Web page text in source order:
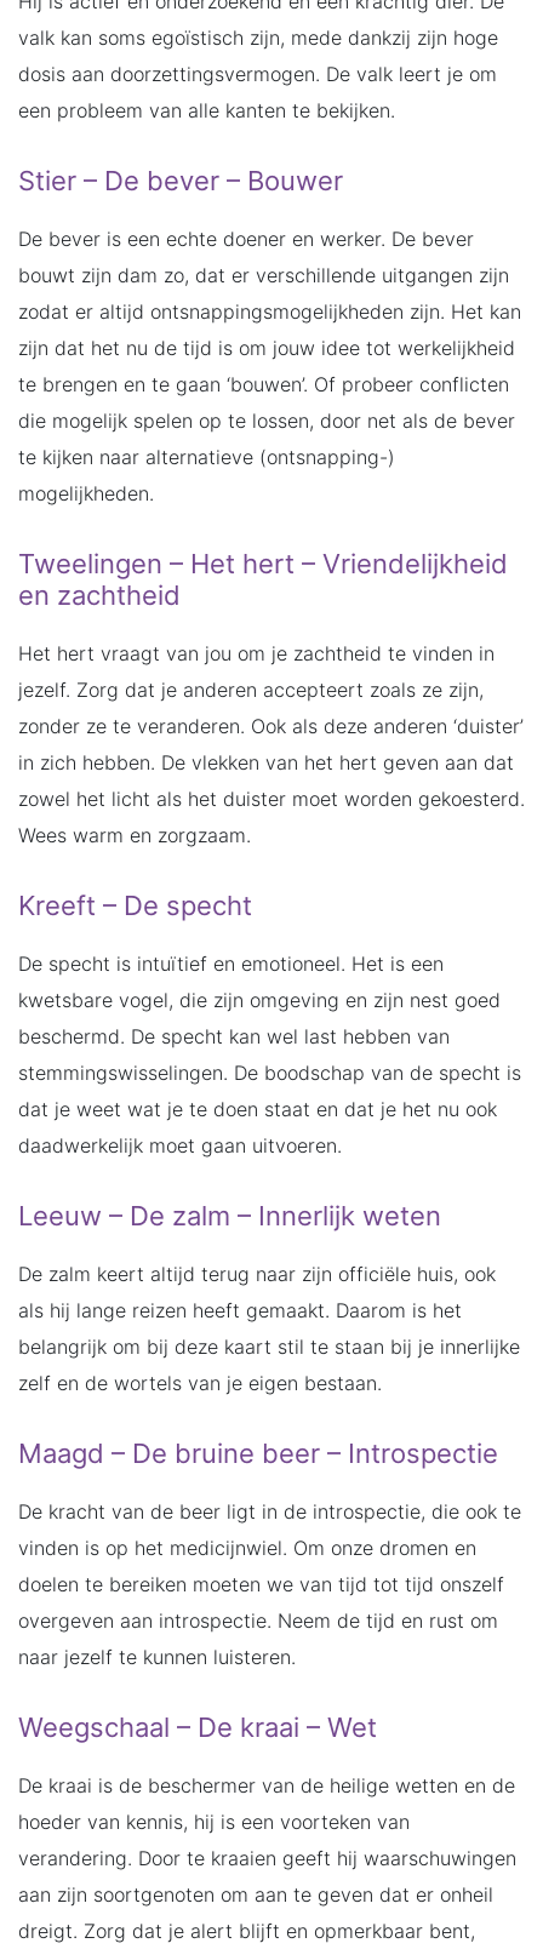
valk kan soms egoïstisch zijn, mede dankzij zijn hoge
dosis aan doorzettingsvermogen. De valk leert je om
een probleem van alle kanten te bekijken.
Stier – De bever – Bouwer
De bever is een echte doener en werker. De bever
bouwt zijn dam zo, dat er verschillende uitgangen zijn
zodat er altijd ontsnappingsmogelijkheden zijn. Het kan
zijn dat het nu de tijd is om jouw idee tot werkelijkheid
te brengen en te gaan ‘bouwen’. Of probeer conflicten
die mogelijk spelen op te lossen, door net als de bever
te kijken naar alternatieve (ontsnapping-)
mogelijkheden.
Tweelingen – Het hert – Vriendelijkheid
en zachtheid
Het hert vraagt van jou om je zachtheid te vinden in
jezelf. Zorg dat je anderen accepteert zoals ze zijn,
zonder ze te veranderen. Ook als deze anderen ‘duister’
in zich hebben. De vlekken van het hert geven aan dat
zowel het licht als het duister moet worden gekoesterd.
Wees warm en zorgzaam.
Kreeft – De specht
De specht is intuïtief en emotioneel. Het is een
kwetsbare vogel, die zijn omgeving en zijn nest goed
beschermd. De specht kan wel last hebben van
stemmingswisselingen. De boodschap van de specht is
dat je weet wat je te doen staat en dat je het nu ook
daadwerkelijk moet gaan uitvoeren.
Leeuw – De zalm – Innerlijk weten
De zalm keert altijd terug naar zijn officiële huis, ook
als hij lange reizen heeft gemaakt. Daarom is het
belangrijk om bij deze kaart stil te staan bij je innerlijke
zelf en de wortels van je eigen bestaan.
Maagd – De bruine beer – Introspectie
De kracht van de beer ligt in de introspectie, die ook te
vinden is op het medicijnwiel. Om onze dromen en
doelen te bereiken moeten we van tijd tot tijd onszelf
overgeven aan introspectie. Neem de tijd en rust om
naar jezelf te kunnen luisteren.
Weegschaal – De kraai – Wet
De kraai is de beschermer van de heilige wetten en de
hoeder van kennis, hij is een voorteken van
verandering. Door te kraaien geeft hij waarschuwingen
aan zijn soortgenoten om aan te geven dat er onheil
dreigt. Zorg dat je alert blijft en opmerkbaar bent,